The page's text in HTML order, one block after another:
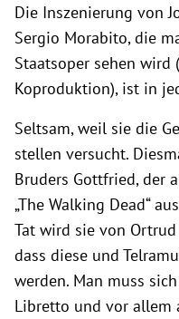
Die Inszenierung von
Sergio Morabito, die
Staatsoper sehen
Koproduktion), ist in
Seltsam, weil sie die
stellen versucht.
Bruders Gottfried, der
„The Walking Dead“
Tat wird sie von
dass diese und
werden. Man muss
Libretto und vor allem